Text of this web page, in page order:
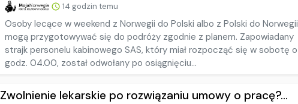
14 godzin temu
Osoby lecące w weekend z Norwegii do Polski albo z Polski do Norwegii
mogą przygotowywać się do podróży zgodnie z planem. Zapowiadany
strajk personelu kabinowego SAS, który miał rozpocząć się w sobotę o
godz. 04.00, został odwołany po osiągnięciu...
Zwolnienie lekarskie po rozwiązaniu umowy o pracę?...